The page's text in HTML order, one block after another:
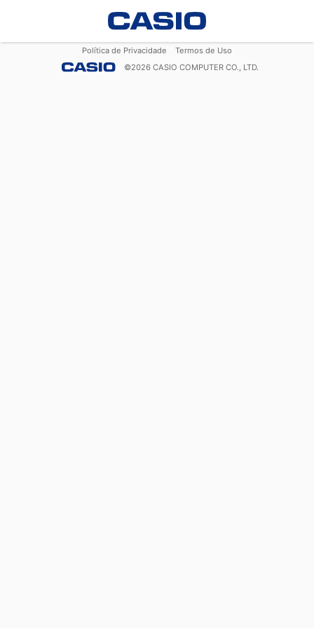
Política de Privacidade
Termos de Uso
©2026 CASIO COMPUTER CO., LTD.